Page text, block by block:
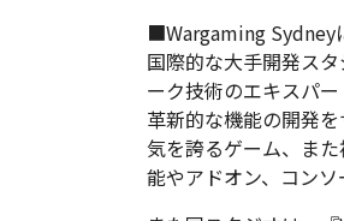
■Wargaming Sydney
国際的な大手開発ス
ーク技術のエキスパ
革新的な機能の開発
気を誇るゲーム、ま
能やアドオン、コン